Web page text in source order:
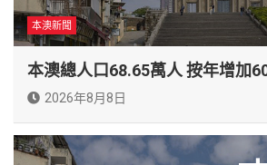
本澳新聞
本澳總人口68.65萬人 按年增加
2026年8月8日